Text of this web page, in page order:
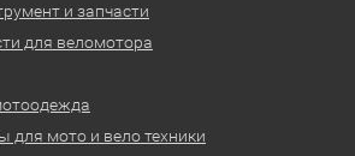
и запчасти
для веломотора
мото и вело техники